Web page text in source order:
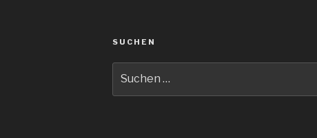
SUCHEN
nach: